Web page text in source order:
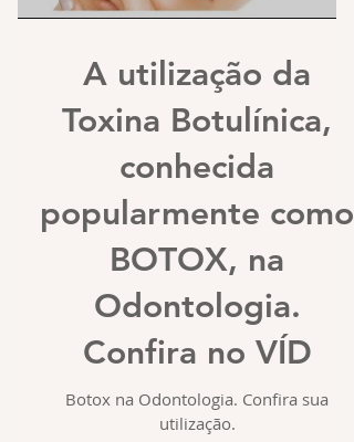
A utilização da
Toxina Botulínica,
conhecida
popularmente como
BOTOX, na
Odontologia.
Confira no VÍD
Botox na Odontologia. Confira sua
utilização.